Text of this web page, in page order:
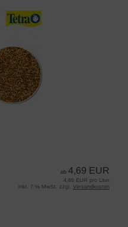
ab 4,69 EUR
4,69 EUR pro Liter
inkl. 7 % MwSt. zzgl. Versandkosten